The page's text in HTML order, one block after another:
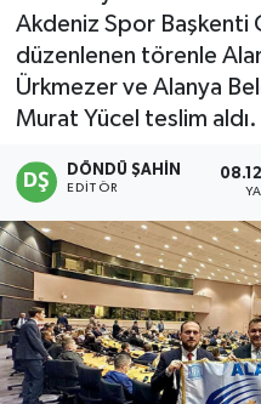
Akdeniz Spor Başkenti
düzenlenen törenle
Ürkmezer ve Alanya
Murat Yücel teslim aldı.
DÖNDÜ ŞAHİN
EDITÖR